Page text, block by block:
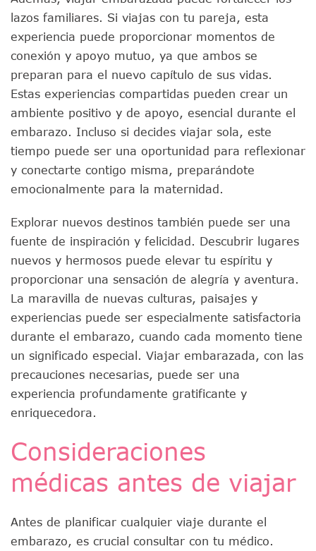
lazos familiares. Si viajas con tu pareja, esta
experiencia puede proporcionar momentos de
conexión y apoyo mutuo, ya que ambos se
preparan para el nuevo capítulo de sus vidas.
Estas experiencias compartidas pueden crear un
ambiente positivo y de apoyo, esencial durante el
embarazo. Incluso si decides viajar sola, este
tiempo puede ser una oportunidad para reflexionar
y conectarte contigo misma, preparándote
emocionalmente para la maternidad.
Explorar nuevos destinos también puede ser una
fuente de inspiración y felicidad. Descubrir lugares
nuevos y hermosos puede elevar tu espíritu y
proporcionar una sensación de alegría y aventura.
La maravilla de nuevas culturas, paisajes y
experiencias puede ser especialmente satisfactoria
durante el embarazo, cuando cada momento tiene
un significado especial. Viajar embarazada, con las
precauciones necesarias, puede ser una
experiencia profundamente gratificante y
enriquecedora.
Consideraciones
médicas antes de viajar
Antes de planificar cualquier viaje durante el
embarazo, es crucial consultar con tu médico.